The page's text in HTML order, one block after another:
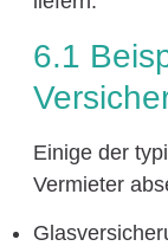
6.1
Einige der
Vermieter